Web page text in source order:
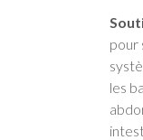
pour
les